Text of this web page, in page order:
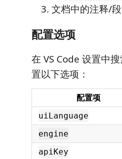
文档中的注释/
配置选项
在 VS Code 设置中
置以下选项：
配置项
uiLanguage
engine
apiKey